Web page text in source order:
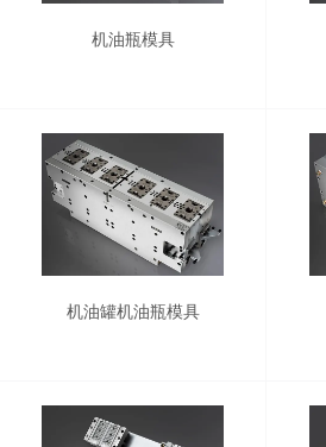
机油瓶模具
机油罐机油瓶模具